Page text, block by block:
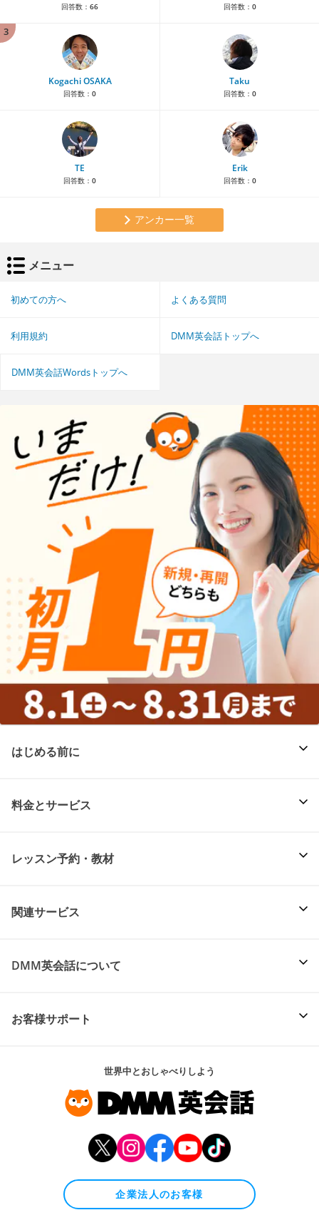
回答数： 66 回答数： 0
3
Kogachi OSAKA
回答数： 0
Taku
回答数： 0
TE
回答数： 0
Erik
回答数： 0
アンカー一覧
メニュー
初めての方へ よくある質問
利用規約 DMM英会話トップへ
DMM英会話Wordsトップへ
はじめる前に
料金とサービス
レッスン予約・教材
関連サービス
DMM英会話について
お客様サポート
世界中とおしゃべりしよう
企業法人のお客様